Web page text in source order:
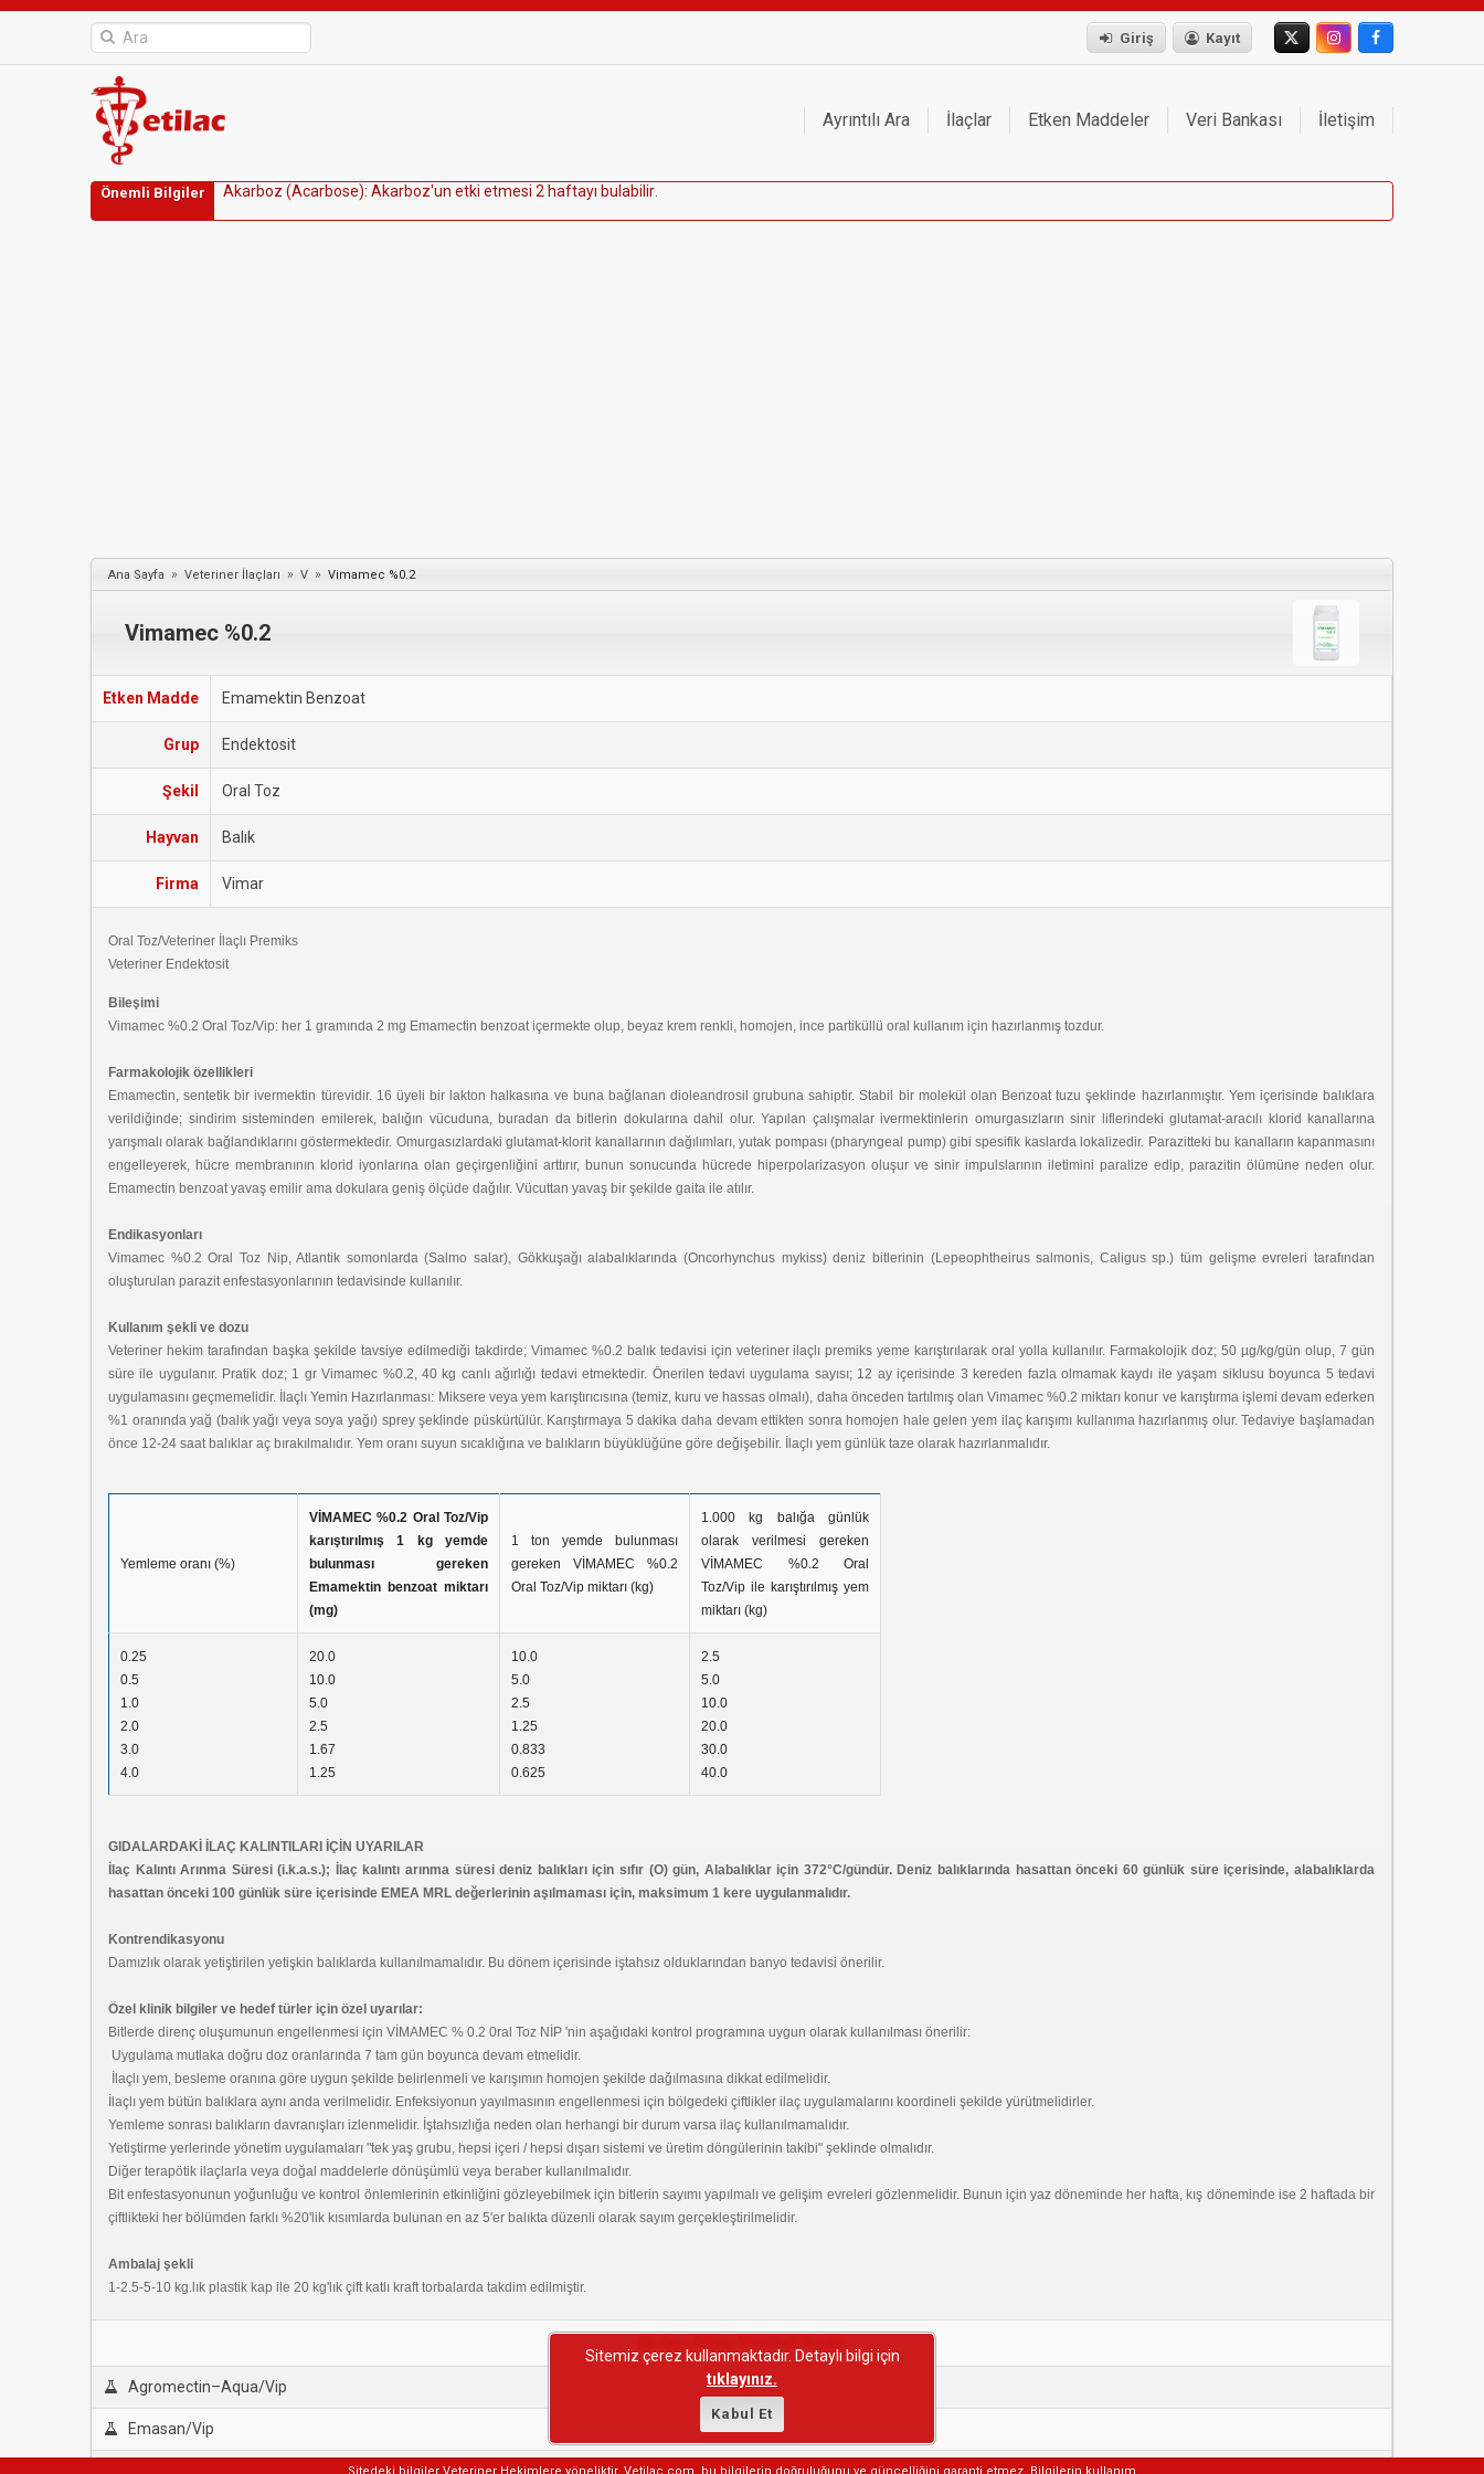
Giriş Kayıt
Ayrıntılı Ara İlaçlar Etken Maddeler Veri Bankası İletişim
Önemli Bilgiler Akarboz (Acarbose): Akarboz'un etki etmesi 2 haftayı bu abi ir
Ana Sayfa » Veteriner İlaçları » V » Vimamec %0.2
Vimamec %0.2
Etken Madde Emamektin Benzoat
Grup Endektosit
Şekil Oral Toz
Hayvan Balık
Firma Vimar
Oral Toz/Veteriner İlaçlı Premiks
Veteriner Endektosit
Bileşimi
Vimamec %0.2 Oral Toz/Vip: her 1 gramında 2 mg Emamectin benzoat içermekte olup, beyaz krem renkli, homojen, ince partiküllü oral kullanım için hazırlanmış tozdur.
Farmakolojik özellikleri
Emamectin, sentetik bir ivermektin türevidir. 16 üyeli bir lakton halkasına ve buna bağlanan dioleandrosil grubuna sahiptir. Stabil bir molekül olan Benzoat tuzu şeklinde hazırlanmıştır. Yem içerisinde balıklara
verildiğinde; sindirim sisteminden emilerek, balığın vücuduna, buradan da bitlerin dokularına dahil olur. Yapılan çalışmalar ivermektinlerin omurgasızların sinir liflerindeki glutamat-aracılı klorid kanallarına
yarışmalı olarak bağlandıklarını göstermektedir. Omurgasızlardaki glutamat-klorit kanallarının dağılımları, yutak pompası (pharyngeal pump) gibi spesifik kaslarda lokalizedir. Parazitteki bu kanalların kapanmasını
engelleyerek, hücre membranının klorid iyonlarına olan geçirgenliğini arttırır, bunun sonucunda hücrede hiperpolarizasyon oluşur ve sinir impulslarının iletimini paralize edip, parazitin ölümüne neden olur.
Emamectin benzoat yavaş emilir ama dokulara geniş ölçüde dağılır. Vücuttan yavaş bir şekilde gaita ile atılır.
Endikasyonları
Vimamec %0.2 Oral Toz Nip, Atlantik somonlarda (Salmo salar), Gökkuşağı alabalıklarında (Oncorhynchus mykiss) deniz bitlerinin (Lepeophtheirus salmonis, Caligus sp.) tüm gelişme evreleri tarafından
oluşturulan parazit enfestasyonlarının tedavisinde kullanılır.
Kullanım şekli ve dozu
Veteriner hekim tarafından başka şekilde tavsiye edilmediği takdirde; Vimamec %0.2 balık tedavisi için veteriner ilaçlı premiks yeme karıştırılarak oral yolla kullanılır. Farmakolojik doz; 50 µg/kg/gün olup, 7 gün
süre ile uygulanır. Pratik doz; 1 gr Vimamec %0.2, 40 kg canlı ağırlığı tedavi etmektedir. Önerilen tedavi uygulama sayısı; 12 ay içerisinde 3 kereden fazla olmamak kaydı ile yaşam siklusu boyunca 5 tedavi
uygulamasını geçmemelidir. İlaçlı Yemin Hazırlanması: Miksere veya yem karıştırıcısına (temiz, kuru ve hassas olmalı), daha önceden tartılmış olan Vimamec %0.2 miktarı konur ve karıştırma işlemi devam ederken
%1 oranında yağ (balık yağı veya soya yağı) sprey şeklinde püskürtülür. Karıştırmaya 5 dakika daha devam ettikten sonra homojen hale gelen yem ilaç karışımı kullanıma hazırlanmış olur. Tedaviye başlamadan
önce 12-24 saat balıklar aç bırakılmalıdır. Yem oranı suyun sıcaklığına ve balıkların büyüklüğüne göre değişebilir. İlaçlı yem günlük taze olarak hazırlanmalıdır.
Yemleme oranı (%)
VİMAMEC %0.2 Oral Toz/Vip
karıştırılmış 1 kg yemde
bulunması gereken
Emamektin benzoat miktarı
(mg)
1 ton yemde bulunması
gereken VİMAMEC %0.2
Oral Toz/Vip miktarı (kg)
1.000 kg balığa günlük
olarak verilmesi gereken
VİMAMEC %0.2 Oral
Toz/Vip ile karıştırılmış yem
miktarı (kg)
0.25
0.5
1.0
2.0
3.0
4.0
20.0
10.0
5.0
2.5
1.67
1.25
10.0
5.0
2.5
1.25
0.833
0.625
2.5
5.0
10.0
20.0
30.0
40.0
GIDALARDAKİ İLAÇ KALINTILARI İÇİN UYARILAR
İlaç Kalıntı Arınma Süresi (i.k.a.s.); İlaç kalıntı arınma süresi deniz balıkları için sıfır (O) gün, Alabalıklar için 372°C/gündür. Deniz balıklarında hasattan önceki 60 günlük süre içerisinde, alabalıklarda
hasattan önceki 100 günlük süre içerisinde EMEA MRL değerlerinin aşılmaması için, maksimum 1 kere uygulanmalıdır.
Kontrendikasyonu
Damızlık olarak yetiştirilen yetişkin balıklarda kullanılmamalıdır. Bu dönem içerisinde iştahsız olduklarından banyo tedavisi önerilir.
Özel klinik bilgiler ve hedef türler için özel uyarılar:
Bitlerde direnç oluşumunun engellenmesi için VİMAMEC % 0.2 0ral Toz NİP 'nin aşağıdaki kontrol programına uygun olarak kullanılması önerilir:
Uygulama mutlaka doğru doz oranlarında 7 tam gün boyunca devam etmelidir.
İlaçlı yem, besleme oranına göre uygun şekilde belirlenmeli ve karışımın homojen şekilde dağılmasına dikkat edilmelidir.
İlaçlı yem bütün balıklara aynı anda verilmelidir. Enfeksiyonun yayılmasının engellenmesi için bölgedeki çiftlikler ilaç uygulamalarını koordineli şekilde yürütmelidirler.
Yemleme sonrası balıkların davranışları izlenmelidir. İştahsızlığa neden olan herhangi bir durum varsa ilaç kullanılmamalıdır.
Yetiştirme yerlerinde yönetim uygulamaları "tek yaş grubu, hepsi içeri / hepsi dışarı sistemi ve üretim döngülerinin takibi" şeklinde olmalıdır.
Diğer terapötik ilaçlarla veya doğal maddelerle dönüşümlü veya beraber kullanılmalıdır.
Bit enfestasyonunun yoğunluğu ve kontrol önlemlerinin etkinliğini gözleyebilmek için bitlerin sayımı yapılmalı ve gelişim evreleri gözlenmelidir. Bunun için yaz döneminde her hafta, kış döneminde ise 2 haftada bir
çiftlikteki her bölümden farklı %20'lik kısımlarda bulunan en az 5'er balıkta düzenli olarak sayım gerçekleştirilmelidir.
Ambalaj şekli
1-2.5-5-10 kg.lık plastik kap ile 20 kg'lık çift katlı kraft torbalarda takdim edilmiştir.
Agromectin–Aqua/Vip
Emasan/Vip
Sitemiz çerez kullanmaktadır. Detaylı bilgi için
tıklayınız.
Kabul Et